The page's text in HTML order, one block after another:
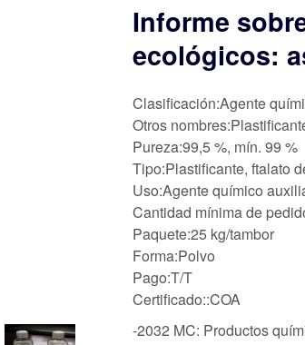
Informe
ecológicos:
Clasificación:Agente
Otros
Pureza:99,5 %, mín. 99 %
Tipo:Plastificante, ftalato
Uso:Agente químico
Cantidad mínima de
Paquete:25 kg/tambor
Forma:Polvo
Pago:T/T
Certificado::COA
-2032 MC: Productos